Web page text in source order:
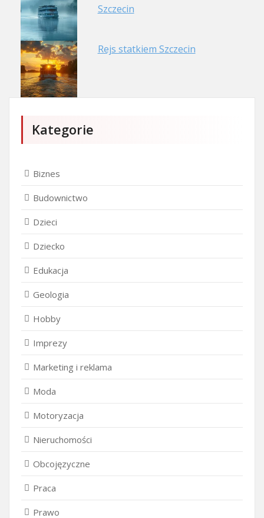
Szczecin
Rejs statkiem Szczecin
Kategorie
Biznes
Budownictwo
Dzieci
Dziecko
Edukacja
Geologia
Hobby
Imprezy
Marketing i reklama
Moda
Motoryzacja
Nieruchomości
Obcojęzyczne
Praca
Prawo